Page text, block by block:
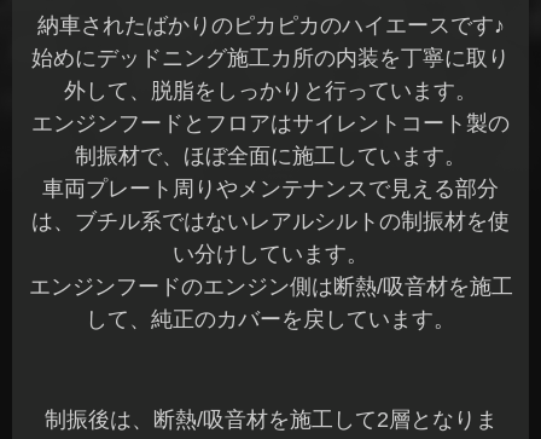
納車されたばかりのピカピカのハイエースです♪
始めにデッドニング施工カ所の内装を丁寧に取り
外して、脱脂をしっかりと行っています。
エンジンフードとフロアはサイレントコート製の
制振材で、ほぼ全面に施工しています。
車両プレート周りやメンテナンスで見える部分
は、ブチル系ではないレアルシルトの制振材を使
い分けしています。
エンジンフードのエンジン側は断熱/吸音材を施工
して、純正のカバーを戻しています。
制振後は、断熱/吸音材を施工して2層となりま